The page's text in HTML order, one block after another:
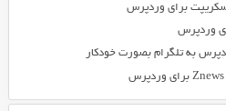
برای وردپرس
وردپرس
به تلگرام بصورت خودکار